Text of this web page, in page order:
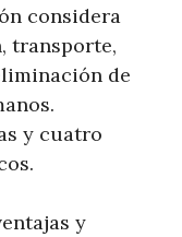
considera
transporte,
de
y cuatro
y